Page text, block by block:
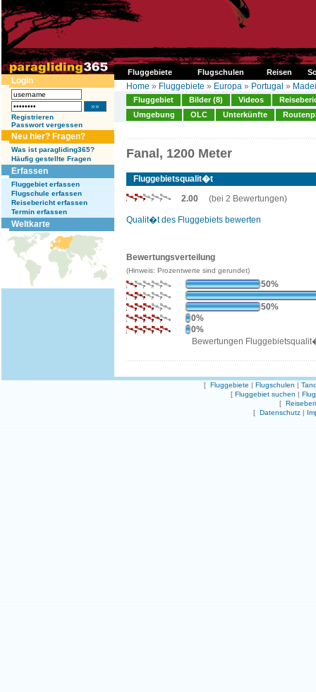
Fluggebiete Flugschulen Reisen
Login
Registrieren
Passwort vergessen
Neu hier? Fragen?
Was ist paragliding365?
Häufig gestellte Fragen
Erfassen
Fluggebiet erfassen
Flugschule erfassen
Reisebericht erfassen
Termin erfassen
Weltkarte
Home » Fluggebiete » Europa » Portugal »
Fluggebiet Bilder (8) Videos
Umgebung
OLC Unterkünfte
Fanal, 1200 Meter
Fluggebietsqualit�t
2.00 (bei 2 Bewertungen)
Qualit�t des Fluggebiets bewerten
Bewertungsverteilung
(Hinweis: Prozentwerte sind gerundet)
50%
50%
0%
0%
Bewertungen
[ Fluggebiete | Flugschulen |
[ Fluggebiet suchen |
[
[ Datenschutz |